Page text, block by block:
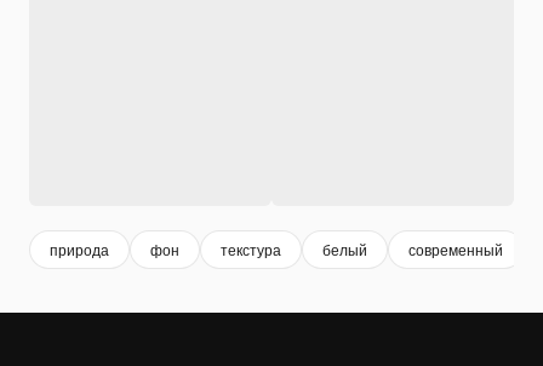
природа фон текстура белый современный